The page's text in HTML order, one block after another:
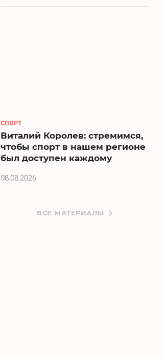
СПОРТ
Виталий Королев: стремимся,
чтобы спорт в нашем регионе
был доступен каждому
08.08.2026
ВСЕ МАТЕРИАЛЫ